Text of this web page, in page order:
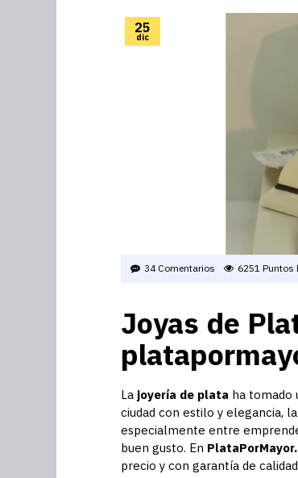
25
dic
34 Comentarios 6251 Puntos
Joyas de
La joyería de plata ha tomado
ciudad con estilo y elegancia,
especialmente entre
buen gusto. En
precio y con garantía de